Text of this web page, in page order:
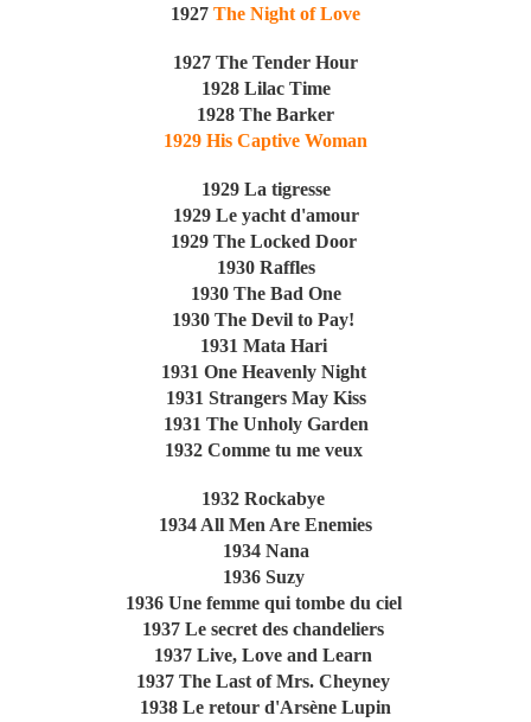
1927 The Night of Love
1927 The Tender Hour
1928 Lilac Time
1928 The Barker
1929 His Captive Woman
1929 La tigresse
1929 Le yacht d'amour
1929 The Locked Door
1930 Raffles
1930 The Bad One
1930 The Devil to Pay!
1931 Mata Hari
1931 One Heavenly Night
1931 Strangers May Kiss
1931 The Unholy Garden
1932 Comme tu me veux
1932 Rockabye
1934 All Men Are Enemies
1934 Nana
1936 Suzy
1936 Une femme qui tombe du ciel
1937 Le secret des chandeliers
1937 Live, Love and Learn
1937 The Last of Mrs. Cheyney
1938 Le retour d'Arsène Lupin